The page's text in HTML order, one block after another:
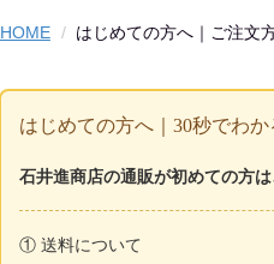
HOME はじめての方へ｜ご注文
はじめての方へ｜30秒でわ
石井進商店の通販が初めての方
① 送料について